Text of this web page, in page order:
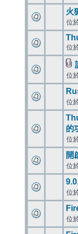
火
位
位
位
位
的
位
開
位
位
位